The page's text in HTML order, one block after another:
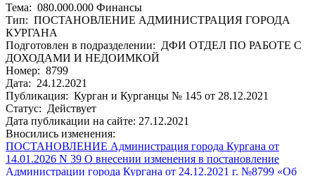
Тема: 080.000.000 Финансы
Тип: ПОСТАНОВЛЕНИЕ АДМИНИСТРАЦИЯ ГОРОДА
КУРГАНА
Подготовлен в подразделении: ДФИ ОТДЕЛ ПО РАБОТЕ С
ДОХОДАМИ И НЕДОИМКОЙ
Номер: 8799
Дата: 24.12.2021
Публикация: Курган и Курганцы № 145 от 28.12.2021
Статус: Действует
Дата публикации на сайте: 27.12.2021
Вносились изменения:
ПОСТАНОВЛЕНИЕ Администрация города Кургана от
14.01.2026 N 39 О внесении изменения в постановление
Администрации города Кургана от 24.12.2021 г. №8799 «Об